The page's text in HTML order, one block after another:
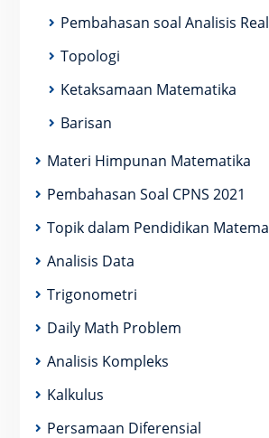
Pembahasan soal Analisis
Topologi
Ketaksamaan Matematika
Barisan
Materi Himpunan Matematika
Pembahasan Soal CPNS 2021
Topik dalam Pendidikan
Analisis Data
Trigonometri
Daily Math Problem
Analisis Kompleks
Kalkulus
Persamaan Diferensial